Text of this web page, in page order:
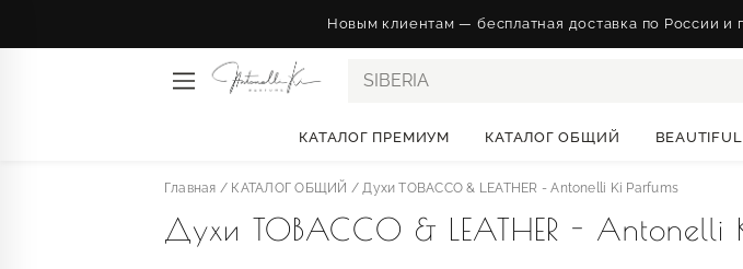
Новым клиентам — бесплатная доставка по России и
КАТАЛОГ ПРЕМИУМ КАТАЛОГ ОБЩИЙ
Главная / КАТАЛОГ ОБЩИЙ /Духи TOBACCO & LEATHER - Antonelli Ki Parfums
Духи TOBACCO & LEATHER - Antonelli